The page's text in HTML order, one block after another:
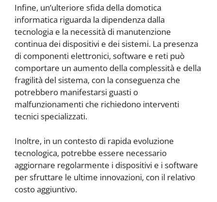
Infine, un’ulteriore sfida della domotica
informatica riguarda la dipendenza dalla
tecnologia e la necessità di manutenzione
continua dei dispositivi e dei sistemi. La presenza
di componenti elettronici, software e reti può
comportare un aumento della complessità e della
fragilità del sistema, con la conseguenza che
potrebbero manifestarsi guasti o
malfunzionamenti che richiedono interventi
tecnici specializzati.
Inoltre, in un contesto di rapida evoluzione
tecnologica, potrebbe essere necessario
aggiornare regolarmente i dispositivi e i software
per sfruttare le ultime innovazioni, con il relativo
costo aggiuntivo.